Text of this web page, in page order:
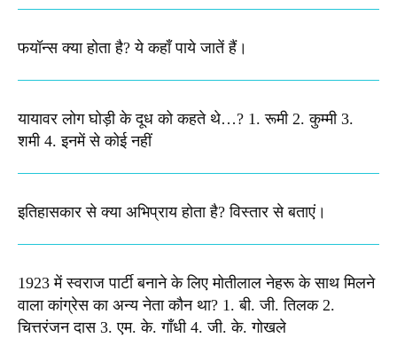
फयॉन्स क्या होता है? ये कहाँ पाये जातें हैं।
यायावर लोग घोड़ी के दूध को कहते थे…? 1. रूमी 2. कुम्मी 3.
शमी 4. इनमें से कोई नहीं
इतिहासकार से क्या अभिप्राय होता है? विस्तार से बताएं।
1923 में स्वराज पार्टी बनाने के लिए मोतीलाल नेहरू के साथ मिलने
वाला कांग्रेस का अन्य नेता कौन था? 1. बी. जी. तिलक 2.
चित्तरंजन दास 3. एम. के. गाँधी 4. जी. के. गोखले